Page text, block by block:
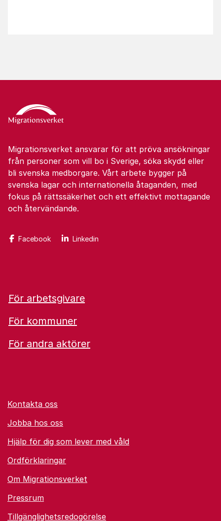
Migrationsverket ansvarar för att pröva ansökningar
från personer som vill bo i Sverige, söka skydd eller
bli svenska medborgare. Vårt arbete bygger på
svenska lagar och internationella åtaganden, med
fokus på rättssäkerhet och ett effektivt mottagande
och återvändande.
Facebook Linkedin
För arbetsgivare
För kommuner
För andra aktörer
Kontakta oss
Jobba hos oss
Hjälp för dig som lever med våld
Ordförklaringar
Om Migrationsverket
Pressrum
Tillgänglighetsredogörelse